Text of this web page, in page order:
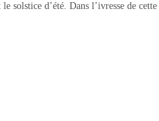
d’été. Dans l’ivresse de